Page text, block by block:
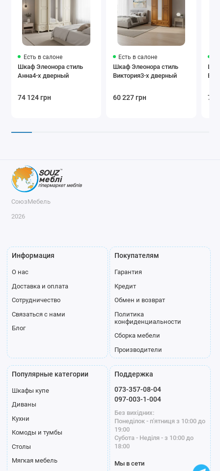
Есть в салоне
Шкаф Элеонора стиль
Анна4-х дверный
74 124 грн
Есть в салоне
Шкаф Элеонора стиль
Виктория3-х дверный
60 227 грн 72
СоюзМебель
2026
Информация
О нас
Доставка и оплата
Сотрудничество
Связаться с нами
Блог
Покупателям
Гарантия
Кредит
Обмен и возврат
Политика
конфиденциальности
Сборка мебели
Производители
Популярные категории
Шкафы купе
Диваны
Кухни
Комоды и тумбы
Столы
Мягкая мебель
Поддержка
073-357-08-04
097-003-1-004
Без вихідних:
Понеділок - п'ятниця з 10:00 до
19:00
Субота - Неділя - з 10:00 до
18:00
Мы в сети